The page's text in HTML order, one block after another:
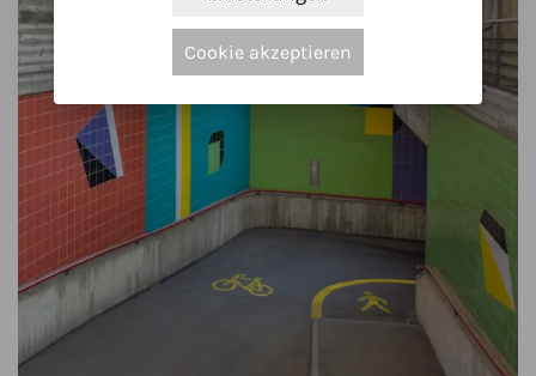
Cookie akzeptieren